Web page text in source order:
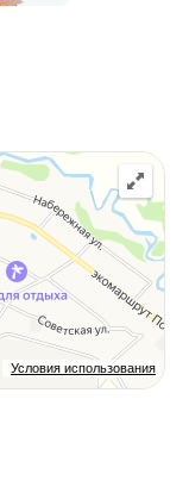
Условия использования